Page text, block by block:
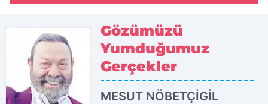
Gözümüzü
Yumduğumuz
Gerçekler
MESUT NÖBETÇİGİL